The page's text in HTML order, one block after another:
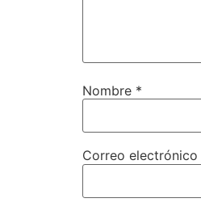
Nombre *
Correo electrónico